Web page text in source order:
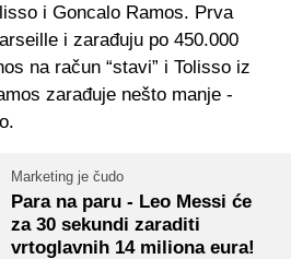
i Goncalo Ramos. Prva
i zarađuju po 450.000
na račun “stavi” i Tolisso iz
zarađuje nešto manje -
Marketing je čudo
Para na paru - Leo Messi će
za 30 sekundi zaraditi
vrtoglavnih 14 miliona eura!